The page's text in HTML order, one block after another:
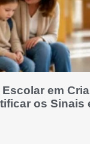
em
os Sinais